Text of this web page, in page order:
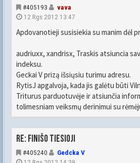
#405193
vava
12 Rgs 2012 13:47
Apdovanotieji susisiekia su manim dėl
audriuxx, xandrisx, Traskis atsiuncia
indeksu.
Geckai V prizą išsiųsiu turimu adresu.
RytisJ apgalvoja, kada jis galėtu būti
Triturus parduotuvėje ir atsiunčia
tolimesniam veiksmų derinimui su
Re: FINIŠO TIESIOJI
#405240
Gedcka V